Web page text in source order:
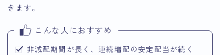
きます。
こんな人におすすめ
非減配期間が長く、連続増配の安定配当が続く